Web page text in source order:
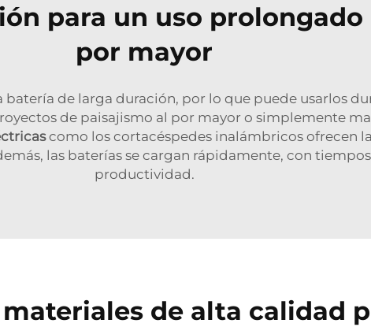
para un uso
por mayor
de larga duración, por lo que puede usarlos
de paisajismo al por mayor o simplemente
como los cortacéspedes inalámbricos ofrecen
las baterías se cargan rápidamente, con
productividad.
de alta calidad